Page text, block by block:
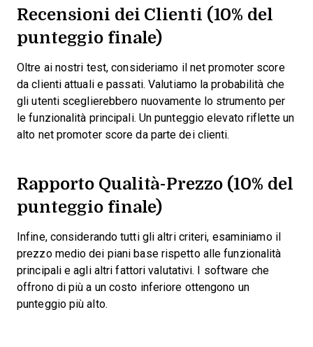
Recensioni dei Clienti (10% del
punteggio finale)
Oltre ai nostri test, consideriamo il net promoter score
da clienti attuali e passati. Valutiamo la probabilità che
gli utenti sceglierebbero nuovamente lo strumento per
le funzionalità principali. Un punteggio elevato riflette un
alto net promoter score da parte dei clienti.
Rapporto Qualità-Prezzo (10% del
punteggio finale)
Infine, considerando tutti gli altri criteri, esaminiamo il
prezzo medio dei piani base rispetto alle funzionalità
principali e agli altri fattori valutativi. I software che
offrono di più a un costo inferiore ottengono un
punteggio più alto.